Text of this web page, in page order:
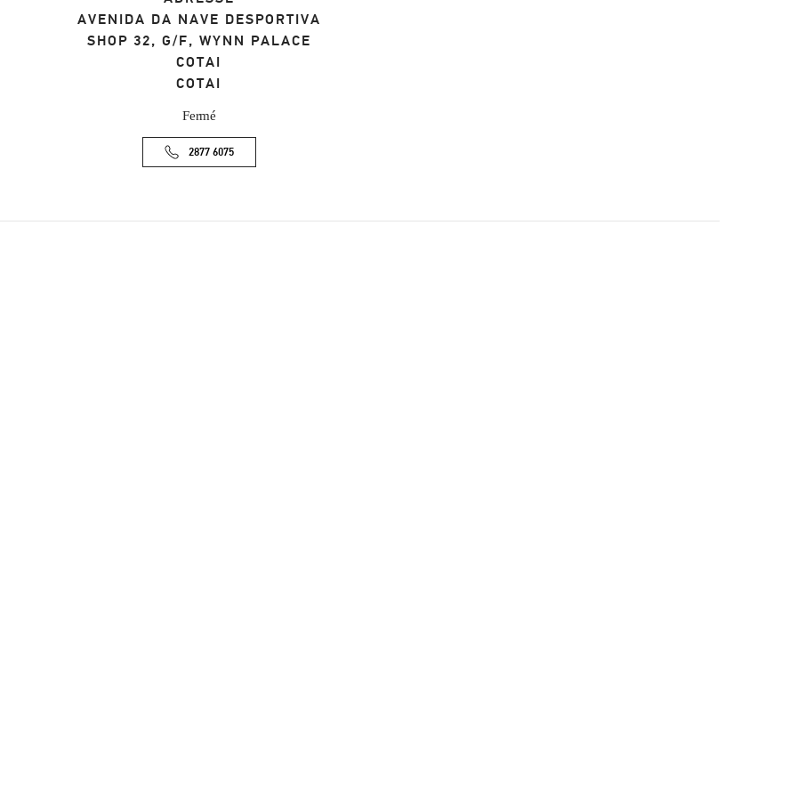
AVENIDA DA NAVE DESPORTIVA
SHOP 32, G/F, WYNN PALACE
COTAI
COTAI
Fermé
2877 6075